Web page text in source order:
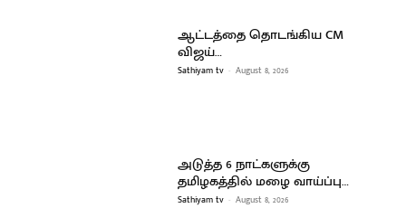
ஆட்டத்தை தொடங்கிய CM
விஜய்…
Sathiyam tv - August 8, 2026
அடுத்த 6 நாட்களுக்கு
தமிழகத்தில் மழை வாய்ப்பு…
Sathiyam tv - August 8, 2026